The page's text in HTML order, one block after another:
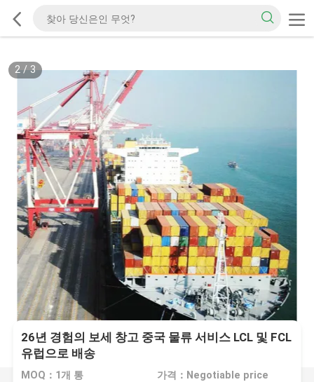
2/3
26년 경험의 보세 창고 중국 물류 서비스 LCL 및 FCL
유럽으로 배송
MOQ：1개 통 가격：Negotiable price